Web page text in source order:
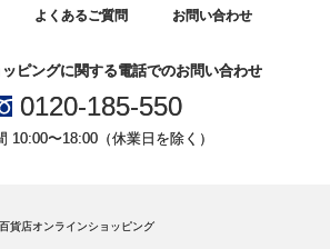
よくあるご質問 お問い合わせ
ピングに関する電話でのお問い合わせ
0120-185-550
10:00〜18:00（休業日を除く）
貨店オンラインショッピング